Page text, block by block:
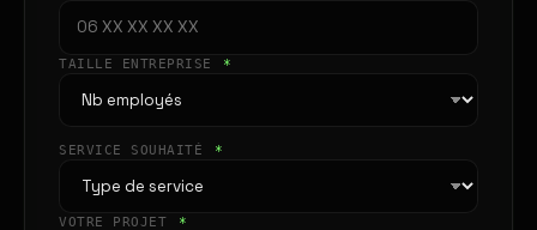
TAILLE ENTREPRISE *
SERVICE SOUHAITÉ *
VOTRE PROJET *